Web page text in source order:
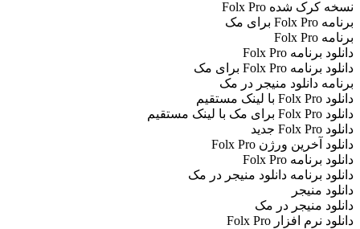
نسخه کرک شده Folx Pro
برنامه Folx Pro برای مک
برنامه Folx Pro
دانلود برنامه Folx Pro
دانلود برنامه Folx Pro برای مک
برنامه دانلود منیجر در مک
دانلود Folx Pro با لینک مستقیم
دانلود Folx Pro برای مک با لینک مستقیم
دانلود Folx Pro جدید
دانلود آخرین ورژن Folx Pro
دانلود برنامه Folx Pro
دانلود برنامه دانلود منیجر در مک
دانلود منیجر
دانلود منیجر در مک
دانلود نرم افزار Folx Pro